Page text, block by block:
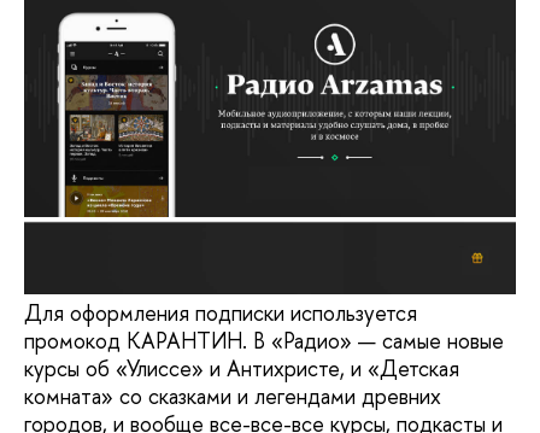
Для оформления подписки используется
промокод КАРАНТИН. В «Радио» — самые новые
курсы об «Улиссе» и Антихристе, и «Детская
комната» со сказками и легендами древних
городов, и вообще все-все-все курсы, подкасты и